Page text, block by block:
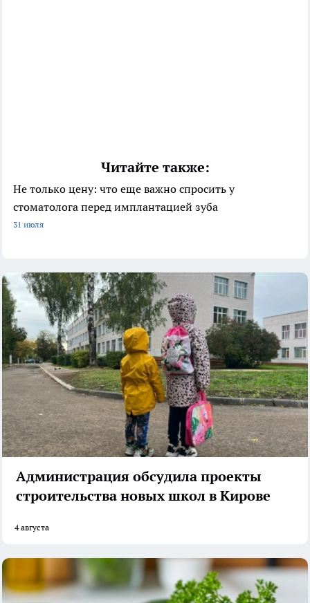
Читайте также:
Не только цену: что еще важно спросить у
стоматолога перед имплантацией зуба
31 июля
Администрация обсудила проекты
строительства новых школ в Кирове
4 августа